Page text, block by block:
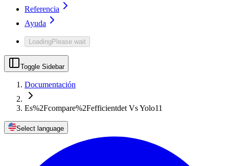
Referencia
Ayuda
LoadingPlease wait
Toggle Sidebar
Documentación
Es%2Fcompare%2Fefficientdet Vs Yolo11
Select language